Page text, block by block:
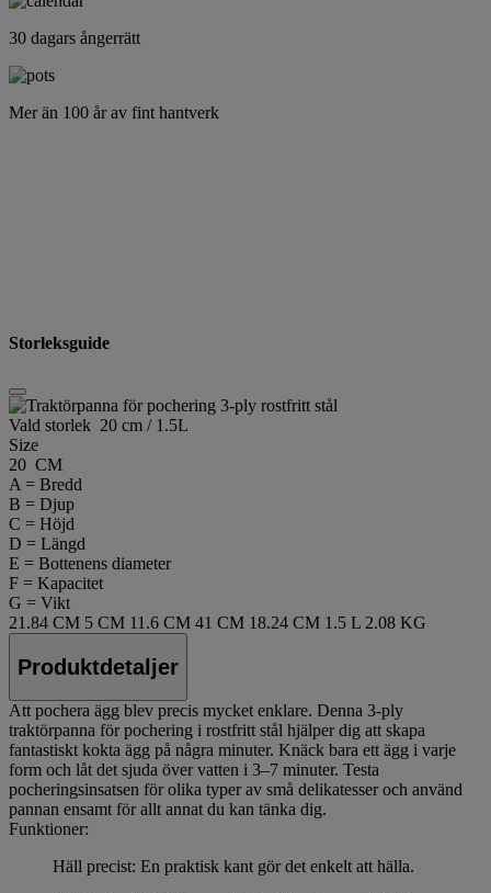
30 dagars ångerrätt
Mer än 100 år av fint hantverk
Storleksguide
Vald storlek 20 cm / 1.5L
Size
20 CM
A = Bredd
B = Djup
C = Höjd
D = Längd
E = Bottenens diameter
F = Kapacitet
G = Vikt
21.84 CM 5 CM 11.6 CM 41 CM 18.24 CM 1.5 L 2.08 KG
Produktdetaljer
Att pochera ägg blev precis mycket enklare. Denna 3-ply
traktörpanna för pochering i rostfritt stål hjälper dig att skapa
fantastiskt kokta ägg på några minuter. Knäck bara ett ägg i varje
form och låt det sjuda över vatten i 3–7 minuter. Testa
pocheringsinsatsen för olika typer av små delikatesser och använd
pannan ensamt för allt annat du kan tänka dig.
Funktioner:
Häll precist: En praktisk kant gör det enkelt att hälla.